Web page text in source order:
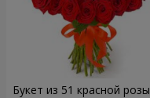
Букет из 51 красной розы